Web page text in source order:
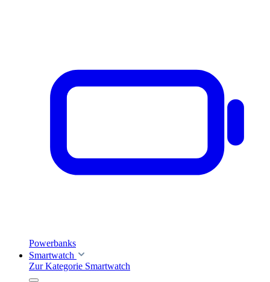
Powerbanks
Smartwatch
Zur Kategorie Smartwatch